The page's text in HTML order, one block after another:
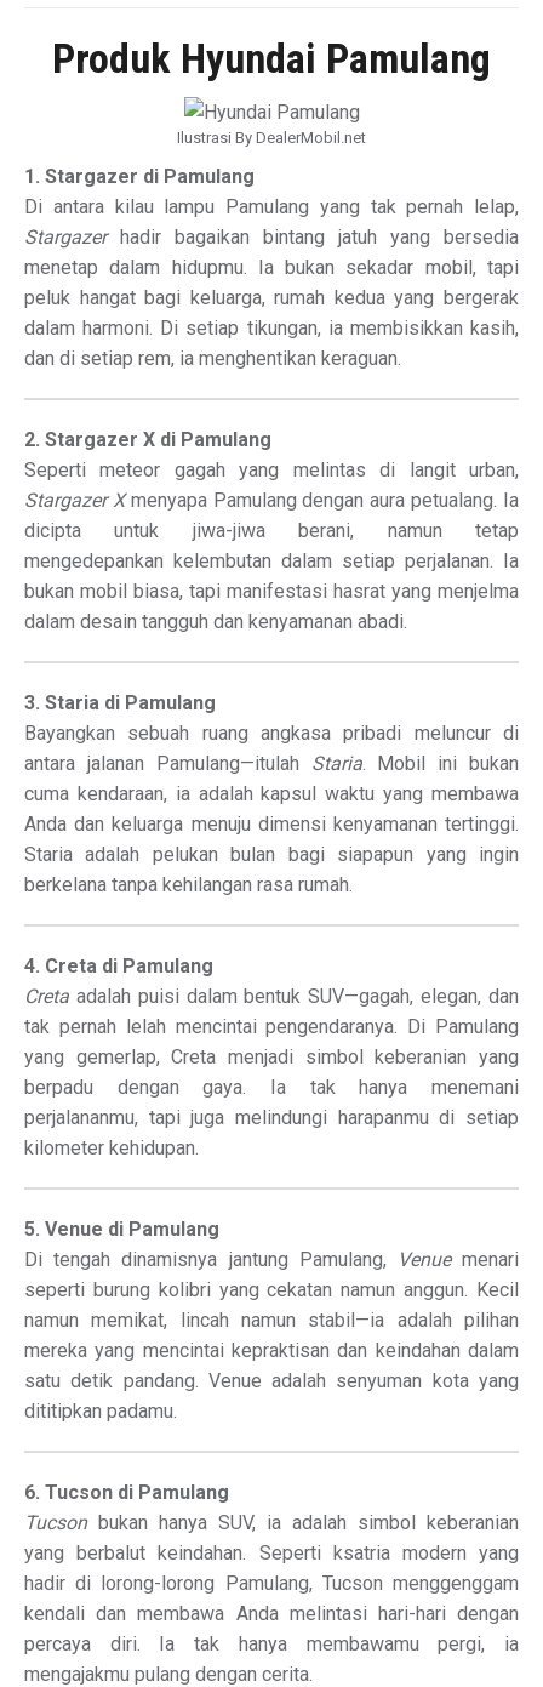
Produk Hyundai Pamulang
Ilustrasi By DealerMobil.net
1. Stargazer di Pamulang
Di antara kilau lampu Pamulang yang tak pernah lelap,
Stargazerhadir bagaikan bintang jatuh yang bersedia
menetap dalam hidupmu. Ia bukan sekadar mobil, tapi
peluk hangat bagi keluarga, rumah kedua yang bergerak
dalam harmoni. Di setiap tikungan, ia membisikkan kasih,
dan di setiap rem, ia menghentikan keraguan.
2. Stargazer X di Pamulang
Seperti meteor gagah yang melintas di langit urban,
Stargazer Xmenyapa Pamulang dengan aura petualang. Ia
dicipta untuk jiwa-jiwa berani, namun tetap
mengedepankan kelembutan dalam setiap perjalanan. Ia
bukan mobil biasa, tapi manifestasi hasrat yang menjelma
dalam desain tangguh dan kenyamanan abadi.
3. Staria di Pamulang
Bayangkan sebuah ruang angkasa pribadi meluncur di
antara jalanan Pamulang—itulah Staria. Mobil ini bukan
cuma kendaraan, ia adalah kapsul waktu yang membawa
Anda dan keluarga menuju dimensi kenyamanan tertinggi.
Staria adalah pelukan bulan bagi siapapun yang ingin
berkelana tanpa kehilangan rasa rumah.
4. Creta di Pamulang
Creta adalah puisi dalam bentuk SUV—gagah, elegan, dan
tak pernah lelah mencintai pengendaranya. Di Pamulang
yang gemerlap, Creta menjadi simbol keberanian yang
berpadu dengan gaya. Ia tak hanya menemani
perjalananmu, tapi juga melindungi harapanmu di setiap
kilometer kehidupan.
5. Venue di Pamulang
Di tengah dinamisnya jantung Pamulang,
Venuemenari
seperti burung kolibri yang cekatan namun anggun. Kecil
namun memikat, lincah namun stabil—ia adalah pilihan
mereka yang mencintai kepraktisan dan keindahan dalam
satu detik pandang. Venue adalah senyuman kota yang
dititipkan padamu.
6. Tucson di Pamulang
Tucsonbukan hanya SUV, ia adalah simbol keberanian
yang berbalut keindahan. Seperti ksatria modern yang
hadir di lorong-lorong Pamulang, Tucson menggenggam
kendali dan membawa Anda melintasi hari-hari dengan
percaya diri. Ia tak hanya membawamu pergi, ia
mengajakmu pulang dengan cerita.